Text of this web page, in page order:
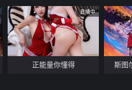
直播中
正能量你懂得 斯图